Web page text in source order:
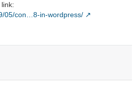
05/con…8-in-wordpress/